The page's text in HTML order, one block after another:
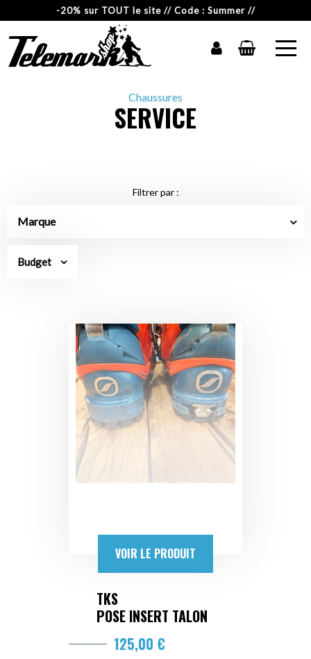
-20% sur TOUT le site // Code : Summer //
Chaussures
SERVICE
Filtrer par :
Marque
Budget
VOIR LE PRODUIT
TKS
POSE INSERT TALON
125,00 €